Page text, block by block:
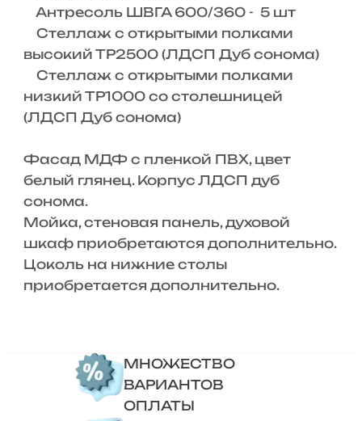
Антресоль ШВГА 600/360 - 5 шт
Стеллаж с открытыми полками
высокий ТР2500 (ЛДСП Дуб сонома)
Стеллаж с открытыми полками
низкий ТР1000 со столешницей
(ЛДСП Дуб сонома)
Фасад МДФ с пленкой ПВХ, цвет
белый глянец. Корпус ЛДСП дуб
сонома.
Мойка, стеновая панель, духовой
шкаф приобретаются дополнительно.
Цоколь на нижние столы
приобретается дополнительно.
МНОЖЕСТВО
ВАРИАНТОВ
ОПЛАТЫ